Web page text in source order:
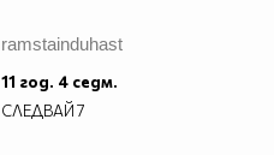
ramstainduhast
11 год. 4 седм.
СЛЕДВАЙ7